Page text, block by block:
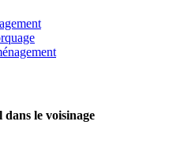
le voisinage